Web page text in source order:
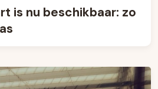
is nu beschikbaar: zo